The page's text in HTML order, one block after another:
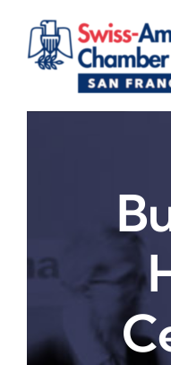
content